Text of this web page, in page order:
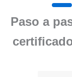
Paso a